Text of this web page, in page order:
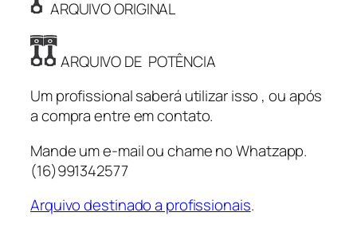
e
l
C
M
5
5
4
9
ARQUIVO ORIGINAL
ARQUIVO DE POTÊNCIA
Um profissional saberá utilizar isso , ou após
a compra entre em contato.
Mande um e-mail ou chame no Whatzapp.
(16)991342577
Arquivo destinado a profissionais.